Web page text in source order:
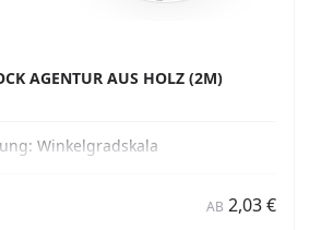
AGENTUR AUS HOLZ (2M)
Winkelgradskala
AB 2,03 €